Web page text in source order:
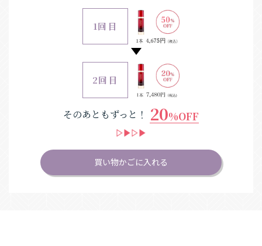
1回目
2回目
そのあともずっと！ 20%OFF
買い物かごに入れる